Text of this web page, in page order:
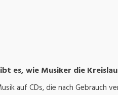
es, wie Musiker die
auf CDs, die nach Gebrauch